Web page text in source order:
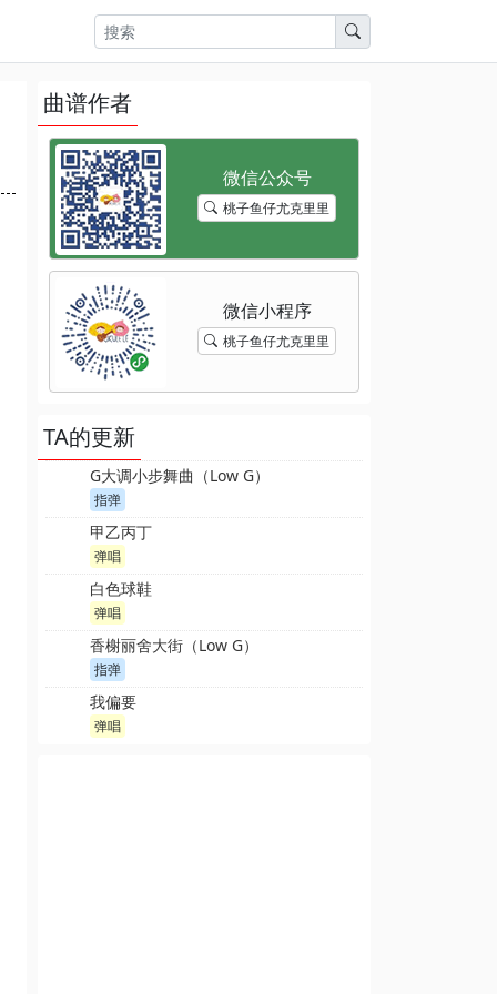
曲谱作者
桃子鱼仔尤克里里
桃子鱼仔尤克里里
TA的更新
G大调小步舞曲（Low G）
指弹
甲乙丙丁
弹唱
白色球鞋
弹唱
香榭丽舍大街（Low G）
指弹
我偏要
弹唱